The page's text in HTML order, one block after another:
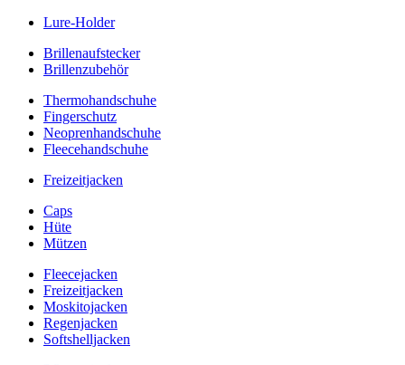
Lure-Holder
Brillenaufstecker
Brillenzubehör
Thermohandschuhe
Fingerschutz
Neoprenhandschuhe
Fleecehandschuhe
Freizeitjacken
Caps
Hüte
Mützen
Fleecejacken
Freizeitjacken
Moskitojacken
Regenjacken
Softshelljacken